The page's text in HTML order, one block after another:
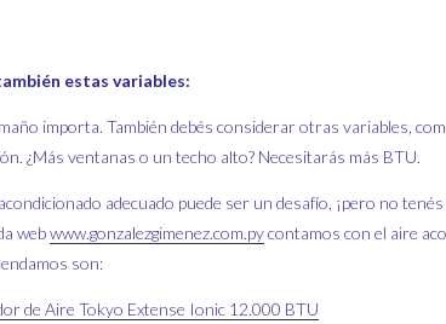
estas variables:
importa. También debés considerar otras variables,
¿Más ventanas o un techo alto? Necesitarás más BTU.
adecuado puede ser un desafío, ¡pero no
webwww.gonzalezgimenez.com.pycontamos con el aire
son:
de Aire Tokyo Extense Ionic 12.000 BTU